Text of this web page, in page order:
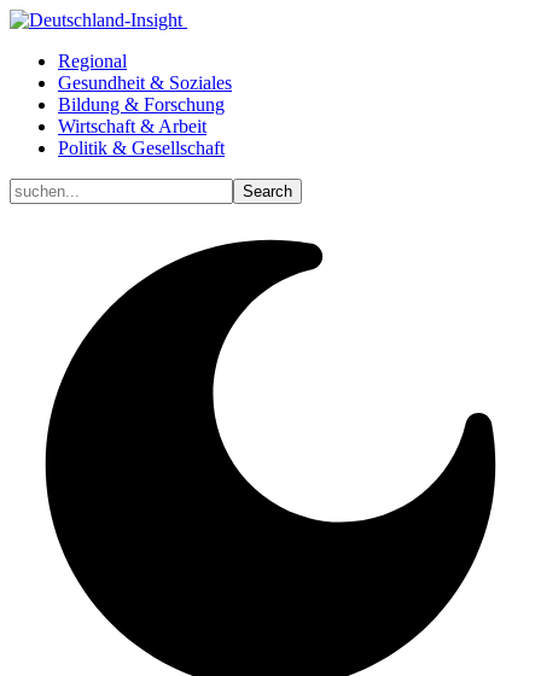
Regional
Gesundheit & Soziales
Bildung & Forschung
Wirtschaft & Arbeit
Politik & Gesellschaft